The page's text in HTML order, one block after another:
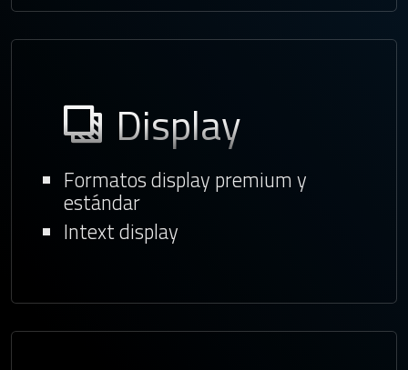
Display
Formatos display premium y
estándar
Intext display